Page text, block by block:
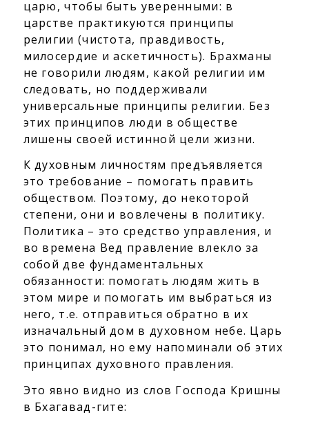
царю, чтобы быть уверенными: в
царстве практикуются принципы
религии (чистота, правдивость,
милосердие и аскетичность). Брахманы
не говорили людям, какой религии им
следовать, но поддерживали
универсальные принципы религии. Без
этих принципов люди в обществе
лишены своей истинной цели жизни.
К духовным личностям предъявляется
это требование – помогать править
обществом. Поэтому, до некоторой
степени, они и вовлечены в политику.
Политика – это средство управления, и
во времена Вед правление влекло за
собой две фундаментальных
обязанности: помогать людям жить в
этом мире и помогать им выбраться из
него, т.е. отправиться обратно в их
изначальный дом в духовном небе. Царь
это понимал, но ему напоминали об этих
принципах духовного правления.
Это явно видно из слов Господа Кришны
в Бхагавад-гите: